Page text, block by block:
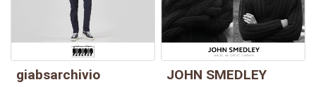
giabsarchivio JOHN SMEDLEY